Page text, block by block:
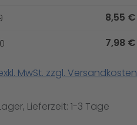
8,55 €
7,98 €
MwSt. zzgl. Versandkosten
Lieferzeit: 1-3 Tage